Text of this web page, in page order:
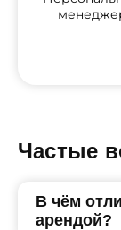
Частые
В чём
арендой?